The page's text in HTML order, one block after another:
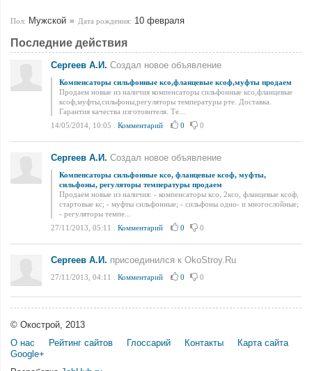
Пол: Мужской Дата рождения: 10 февраля
Последние действия
Сергеев А.И. Создал новое объявление
Компенсаторы сильфонные ксо,фланцевые ксоф,муфты продаем
Продаем новые из наличия компенсаторы сильфонные ксо,фланцевые
ксоф,муфты,сильфоны,регуляторы температуры рте. Доставка.
Гарантия качества изготовителя. Те...
14/05/2014, 10:05
Комментарий 0 0
Сергеев А.И. Создал новое объявление
Компенсаторы сильфонные ксо, фланцевые ксоф, муфты,
сильфоны, регуляторы температуры продаем
Продаем новые из наличия: - компенсаторы ксо, 2ксо, фланцевые ксоф,
стартовые кс; - муфты сильфонные; - сильфоны одно- и многослойные;
- регуляторы темпе...
27/11/2013, 05:11
Комментарий 0 0
Сергеев А.И. присоединился к OkoStroy.Ru
27/11/2013, 04:11 Комментарий 0 0
© Окострой, 2013
О нас
Рейтинг сайтов Глоссарий Контакты
Карта сайта
Google+